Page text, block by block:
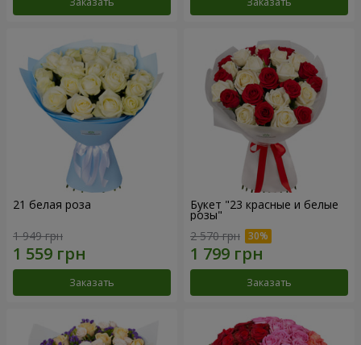
21 белая роза
1 949 грн
Заказать
Букет "23 красные и белые
розы"
2 570 грн
Заказать